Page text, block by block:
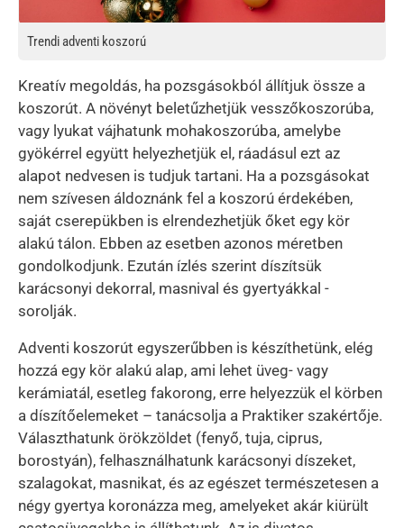
Trendi adventi koszorú
Kreatív megoldás, ha pozsgásokból állítjuk össze a
koszorút. A növényt beletűzhetjük vesszőkoszorúba,
vagy lyukat vájhatunk mohakoszorúba, amelybe
gyökérrel együtt helyezhetjük el, ráadásul ezt az
alapot nedvesen is tudjuk tartani. Ha a pozsgásokat
nem szívesen áldoznánk fel a koszorú érdekében,
saját cserepükben is elrendezhetjük őket egy kör
alakú tálon. Ebben az esetben azonos méretben
gondolkodjunk. Ezután ízlés szerint díszítsük
karácsonyi dekorral, masnival és gyertyákkal -
sorolják.
Adventi koszorút egyszerűbben is készíthetünk, elég
hozzá egy kör alakú alap, ami lehet üveg- vagy
kerámiatál, esetleg fakorong, erre helyezzük el körben
a díszítőelemeket – tanácsolja a Praktiker szakértője.
Választhatunk örökzöldet (fenyő, tuja, ciprus,
borostyán), felhasználhatunk karácsonyi díszeket,
szalagokat, masnikat, és az egészet természetesen a
négy gyertya koronázza meg, amelyeket akár kiürült